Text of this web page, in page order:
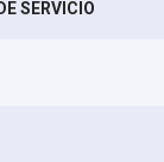
SERVICIO